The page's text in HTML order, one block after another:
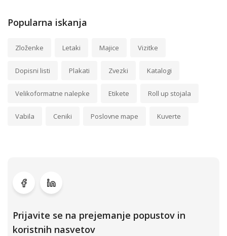
Popularna iskanja
Zloženke Letaki Majice Vizitke
Dopisni listi Plakati Zvezki Katalogi
Velikoformatne nalepke Etikete Roll up stojala
Vabila Ceniki Poslovne mape Kuverte
Prijavite se na prejemanje popustov in
koristnih nasvetov